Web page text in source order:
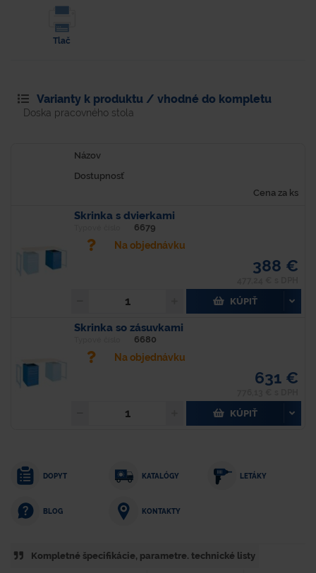
Tlač
Varianty k produktu / vhodné do kompletu
Doska pracovného stola
Názov
Dostupnosť
Cena za ks
Skrinka s dvierkami
6679
Na objednávku
388 €
KÚPIŤ
Skrinka so zásuvkami
6680
Na objednávku
631 €
KÚPIŤ
DOPYT KATALÓGY LETÁKY
BLOG KONTAKTY
Kompletné špecifikácie, parametre. technické listy